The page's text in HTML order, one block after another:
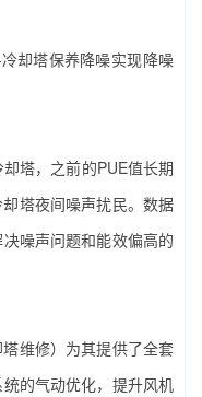
却塔保养降噪‌实现降噪
塔，之前的PUE值长期
塔夜间噪声扰民。数据
噪声问题和能效偏高的
维修）‌为其提供了全套
的气动优化，提升风机